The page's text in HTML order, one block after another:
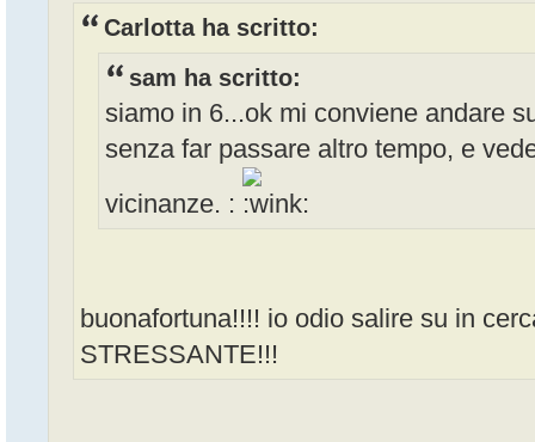
Carlotta ha scritto:
sam ha scritto:
siamo in 6...ok mi conviene andare
senza far passare altro tempo, e
vicinanze. :
buonafortuna!!!! io odio salire su in
STRESSANTE!!!